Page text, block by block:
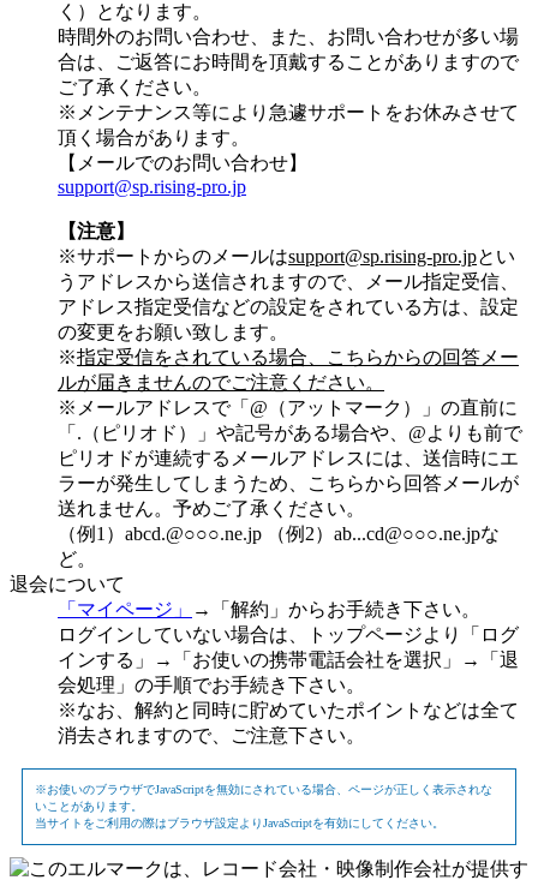
く）
となります。
時間外のお問い合わせ、また、お問い合わせが多い場
合は、ご返答にお時間を頂戴することがありますので
ご了承ください。
※メンテナンス等により急遽サポートをお休みさせて
頂く場合があります。
【メールでのお問い合わせ】
support@sp.rising-pro.jp
【注意】
※サポートからのメールはsupport@sp.rising-pro.jpとい
うアドレスから送信されますので、メール指定受信、
アドレス指定受信などの設定をされている方は、設定
の変更をお願い致します。
※指定受信をされている場合、こちらからの回答メー
ルが届きませんのでご注意ください。
※メールアドレスで「@（アットマーク）」の直前に
「.（ピリオド）」や記号がある場合や、@よりも前で
ピリオドが連続するメールアドレスには、送信時にエ
ラーが発生してしまうため、こちらから回答メールが
送れません。予めご了承ください。
（例1）abcd.@○○○.ne.jp （例2）ab...cd@○○○.ne.jpな
ど。
退会について
「マイページ」
→「解約」からお手続き下さい。
ログインしていない場合は、トップページより「ログ
インする」→「お使いの携帯電話会社を選択」→「退
会処理」の手順でお手続き下さい。
※なお、解約と同時に貯めていたポイントなどは全て
消去されますので、ご注意下さい。
※お使いのブラウザでJavaScriptを無効にされている場合、ページが正しく表示されな
いことがあります。
当サイトをご利用の際はブラウザ設定よりJavaScriptを有効にしてください。